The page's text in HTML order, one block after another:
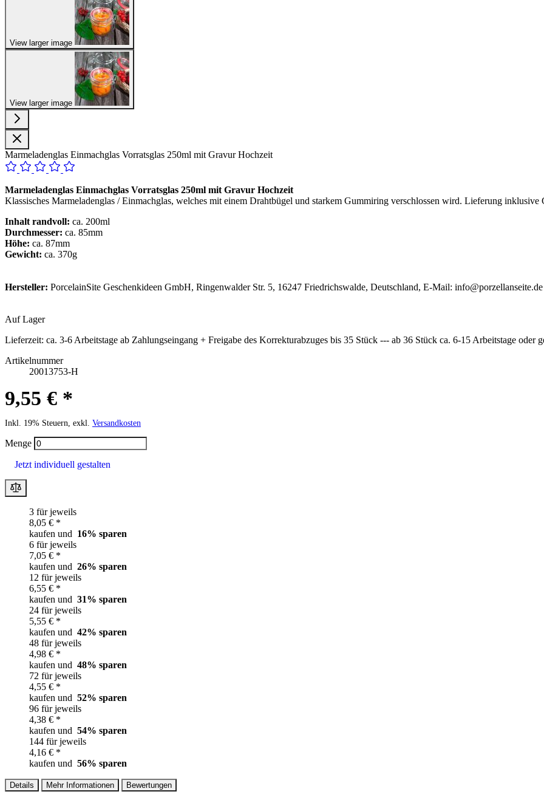
View larger image
View larger image
Marmeladenglas Einmachglas Vorratsglas 250ml mit Gravur Hochzeit
Marmeladenglas Einmachglas Vorratsglas 250ml mit Gravur Hochzeit
Klassisches Marmeladenglas / Einmachglas, welches mit einem Drahtbügel und starkem Gummiring verschlossen wird. Lieferung inklusive
Inhalt randvoll: ca. 200ml
Durchmesser: ca. 85mm
Höhe: ca. 87mm
Gewicht: ca. 370g
Hersteller: PorcelainSite Geschenkideen GmbH, Ringenwalder Str. 5, 16247 Friedrichswalde, Deutschland, E-Mail: info@porzellanseite.de
Auf Lager
Lieferzeit: ca. 3-6 Arbeitstage ab Zahlungseingang + Freigabe des Korrekturabzuges bis 35 Stück --- ab 36 Stück ca. 6-15 Arbeitstage oder
Artikelnummer
20013753-H
9,55 € *
Inkl. 19% Steuern, exkl. Versandkosten
Menge
Jetzt individuell gestalten
3 für jeweils
8,05 € *
kaufen und 16% sparen
6 für jeweils
7,05 € *
kaufen und 26% sparen
12 für jeweils
6,55 € *
kaufen und 31% sparen
24 für jeweils
5,55 € *
kaufen und 42% sparen
48 für jeweils
4,98 € *
kaufen und 48% sparen
72 für jeweils
4,55 € *
kaufen und 52% sparen
96 für jeweils
4,38 € *
kaufen und 54% sparen
144 für jeweils
4,16 € *
kaufen und 56% sparen
Details Mehr Informationen Bewertungen